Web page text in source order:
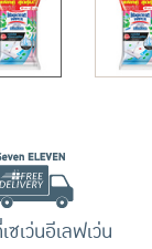
ซเว่นอีเลฟเว่น